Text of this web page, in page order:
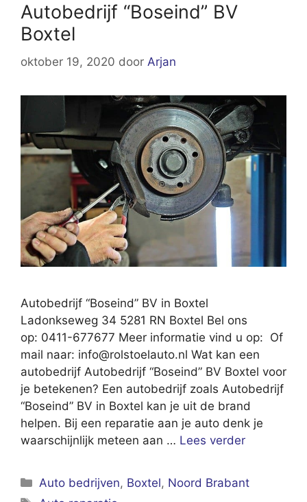
Autobedrijf “Boseind” BV
Boxtel
oktober 19, 2020 door Arjan
Autobedrijf “Boseind” BV in Boxtel
Ladonkseweg 34 5281 RN Boxtel Bel ons
op: 0411-677677 Meer informatie vind u op: Of
mail naar: info@rolstoelauto.nl Wat kan een
autobedrijf Autobedrijf “Boseind” BV Boxtel voor
je betekenen? Een autobedrijf zoals Autobedrijf
“Boseind” BV in Boxtel kan je uit de brand
helpen. Bij een reparatie aan je auto denk je
waarschijnlijk meteen aan … Lees verder
Categorieën
Auto bedrijven, Boxtel, Noord Brabant